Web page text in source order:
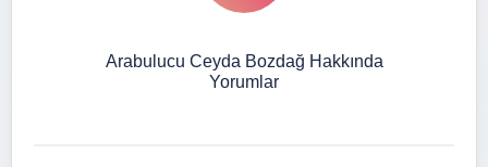
Arabulucu Ceyda Bozdağ Hakkında
Yorumlar